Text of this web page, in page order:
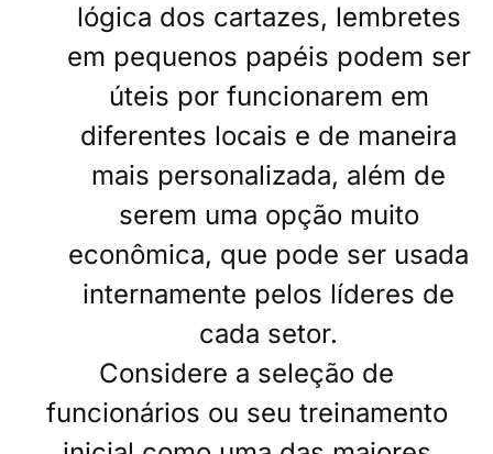
lógica dos cartazes, lembretes
em pequenos papéis podem ser
úteis por funcionarem em
diferentes locais e de maneira
mais personalizada, além de
serem uma opção muito
econômica, que pode ser usada
internamente pelos líderes de
cada setor.
Considere a seleção de
funcionários ou seu treinamento